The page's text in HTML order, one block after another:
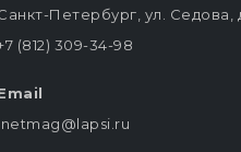
Петербург, ул. Седова,
(812) 309-34-98